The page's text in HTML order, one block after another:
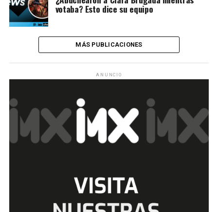
votaba? Esto dice su equipo
MÁS PUBLICACIONES
ANUNCIO